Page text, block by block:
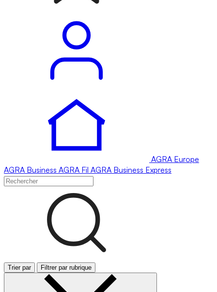
AGRA Europe
AGRA Business AGRA Fil AGRA Business Express
Trier par Filtrer par rubrique